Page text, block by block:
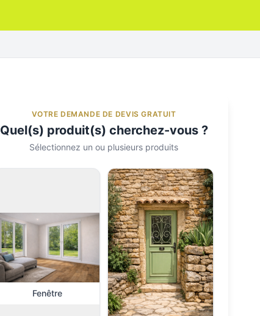
VOTRE DEMANDE DE DEVIS GRATUIT
Quel(s) produit(s) cherchez-vous ?
Sélectionnez un ou plusieurs produits
Fenêtre